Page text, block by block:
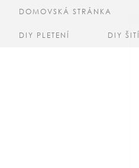
DOMOVSKÁ STRÁNKA
DIY PLETENÍ DIY ŠITÍ